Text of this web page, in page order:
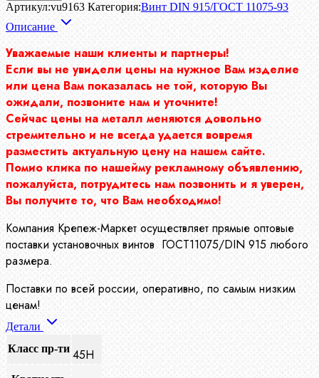
Артикул:vu9163 Категория:Винт DIN 915/ГОСТ 11075-93
Описание
Уважаемые наши клиенты и партнеры!
Если вы не увидели цены на нужное Вам изделие
или цена Вам показалась не той, которую Вы
ожидали, позвоните нам и уточните!
Сейчас цены на металл меняются довольно
стремительно и не всегда удается вовремя
разместить актуальную цену на нашем сайте.
Помио клика по нашейму рекламному объявлению,
пожалуйста, потрудитесь нам позвонить и я уверен,
Вы получите то, что Вам необходимо!
Компания Крепеж-Маркет осуществляет прямые оптовые
поставки установочных винтов ГОСТ11075/DIN 915 любого
размера.
Поставки по всей россии, оперативно, по самым низким
ценам!
Детали
Класс пр-ти 45Н